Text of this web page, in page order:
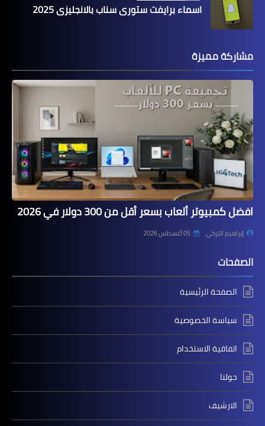
اسماء برايفت ستوري سناب بالانجليزي 2025
مشاركة مميزة
افضل كمبيوتر ألعاب بسعر أقل من 300 دولار في 2026
إبراهيم التركي 05 أغسطس 2026
الصفحات
الصفحة الرئيسية
سياسة الخصوصية
اتفاقية الاستخدام
حولنا
الارشيف